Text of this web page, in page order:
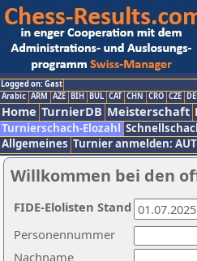
Logged on: Gast
Arabic ARM AZE BIH BUL CAT CHN CRO CZE
Home TurnierDB Meisterschaft
Turnierschach-Elozahl
Allgemeines Turnier anmelden: AUT
Willkommen bei den
Nachname
Personennummer
FIDE-Elolisten Stand